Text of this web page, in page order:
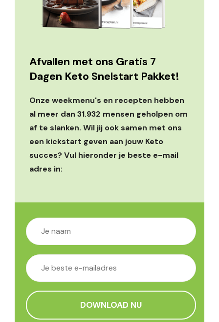
Afvallen met ons Gratis 7
Dagen Keto Snelstart Pakket!
Onze weekmenu's en recepten hebben
al meer dan 31.932 mensen geholpen om
af te slanken. Wil jij ook samen met ons
een kickstart geven aan jouw Keto
succes? Vul hieronder je beste e-mail
adres in: